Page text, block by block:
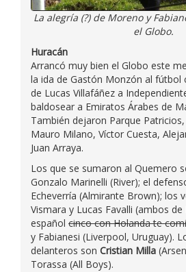
La alegría (?) de Moreno y
el Globo.
Huracán
Arrancó muy bien el Globo este
la ida de Gastón Monzón al fútbol
de Lucas Villafáñez a
baldosear a Emiratos Árabes de
También dejaron Parque
Mauro Milano, Víctor Cuesta,
Juan Arraya.
Los que se sumaron al Quemero
Gonzalo Marinelli (River); el
Echeverría (Almirante Brown); los
Vismara y Lucas Favalli (ambos
español cinco con Holanda te
y Fabianesi (Liverpool, Uruguay).
delanteros son Cristian Milla
Torassa (All Boys).